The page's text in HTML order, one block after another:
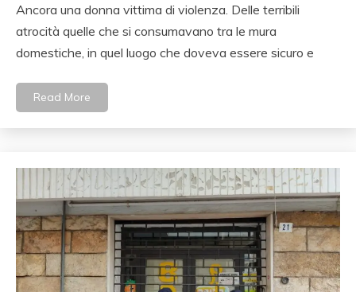
Ancora una donna vittima di violenza. Delle terribili
atrocità quelle che si consumavano tra le mura
domestiche, in quel luogo che doveva essere sicuro e
Read More